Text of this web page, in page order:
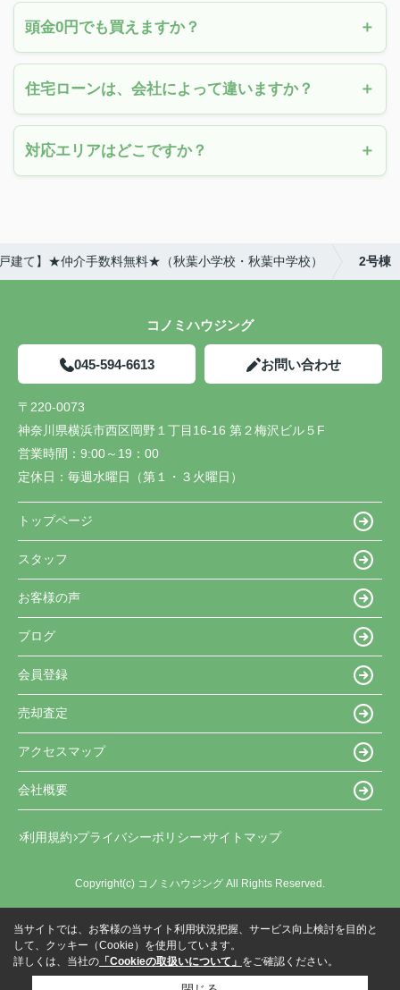
頭金0円でも買えますか？
住宅ローンは、会社によって違いますか？
対応エリアはどこですか？
建て】★仲介手数料無料★（秋葉小学校・秋葉中学校） 2号棟
コノミハウジング
045-594-6613 お問い合わせ
〒220-0073
神奈川県横浜市西区岡野１丁目16-16 第２梅沢ビル５F
営業時間： 9:00～19：00
定休日： 毎週水曜日（第１・３火曜日）
トップページ
スタッフ
お客様の声
ブログ
会員登録
売却査定
アクセスマップ
会社概要
利用規約 プライバシーポリシー サイトマップ
Copyright(c) コノミハウジング All Rights Reserved.
当サイトでは、お客様の当サイト利用状況把握、サービス向上検討を目的と
して、クッキー（Cookie）を使用しています。
詳しくは、当社の 「Cookieの取扱いについて」 をご確認ください。